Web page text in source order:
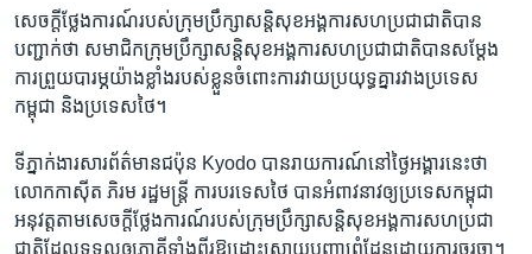
សេចក្តី​ថ្លែង​ការណ៍​របស់​ក្រុម​ប្រឹក្សា​សន្តិសុខ​អង្គការ​សហ​ប្រជាជាតិ​បាន​
បញ្ជាក់​ថា​ ​សមាជិក​ក្រុម​ប្រឹក្សា​សន្តិសុខ​អង្គការ​សហ​ប្រជាជាតិ​បាន​សម្តែង​
ការ​ព្រួយ​បារម្ភ​យ៉ាង​ខ្លាំង​របស់​ខ្លួន​ចំពោះ​ការ​វាយ​ប្រយុទ្ធ​គ្នា​រវាង​ប្រទេស​
កម្ពុជា​ និង​ប្រទេស​ថៃ។
ទីភ្នាក់ងារ​សារព័ត៌មាន​ជប៉ុន​ Kyodo ​បាន​រាយ​ការណ៍​នៅ​ថ្ងៃ​អង្គារ​នេះ​ថា​ ​
លោកកាស៊ីត ភិរម​ ​រដ្ឋមន្ត្រី ​ការ​បរទេស​ថៃ​ ​បាន​អំពាវនាវ​ឲ្យ​ប្រទេស​កម្ពុជា
អនុវត្ត​តាម​សេចក្តី​ថ្លែង​ការណ៍​របស់​ក្រុម​ប្រឹក្សា​សន្តិសុខ​អង្គការ​សហ​ប្រជា
ជាតិ​ដែល​ទទូល​ឲ្យ​ភាគី​ទាំងពីរ​ឱ្យ​ដោះស្រាយ​បញ្ហា​ព្រំដែន​ដោយ​ការ​ចរចា។